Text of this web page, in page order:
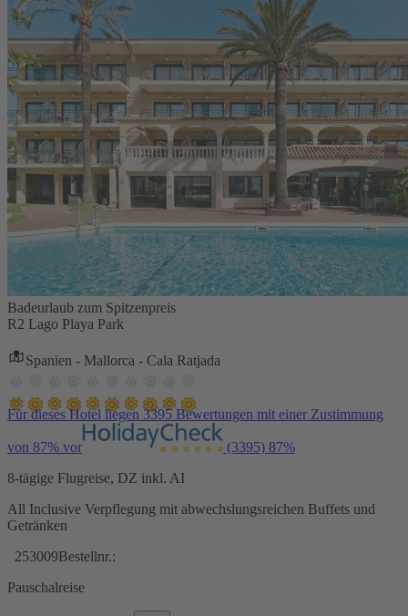
Badeurlaub zum Spitzenpreis
R2 Lago Playa Park
Spanien - Mallorca - Cala Ratjada
Für dieses Hotel liegen 3395 Bewertungen mit einer Zustimmung
von 87% vor (3395) 87%
8-tägige Flugreise, DZ inkl. AI
All Inclusive Verpflegung mit abwechslungsreichen Buffets und
Getränken
253009Bestellnr.:
Pauschalreise